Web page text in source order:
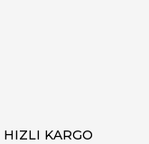
HIZLI KARGO